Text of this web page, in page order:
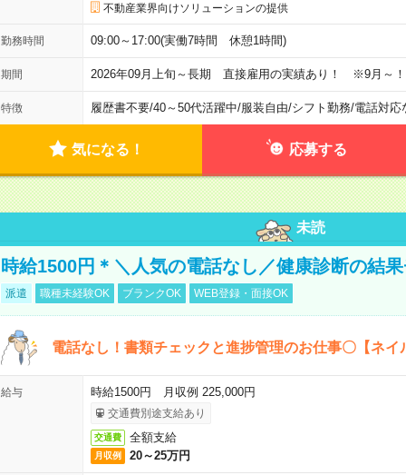
不動産業界向けソリューションの提供
勤務時間 09:00～17:00(実働7時間 休憩1時間)
期間 2026年09月上旬～長期 直接雇用の実績あり！ ※9月～！
特徴 履歴書不要/40～50代活躍中/服装自由/シフト勤務/電話対応
気になる！ 応募する
未読
時給1500円＊＼人気の電話なし／健康診断の結
派遣 職種未経験OK ブランクOK WEB登録・面接OK
電話なし！書類チェックと進捗管理のお仕事〇【ネイ
給与 時給1500円 月収例 225,000円
交通費別途支給あり
交通費 全額支給
月収例 20～25万円